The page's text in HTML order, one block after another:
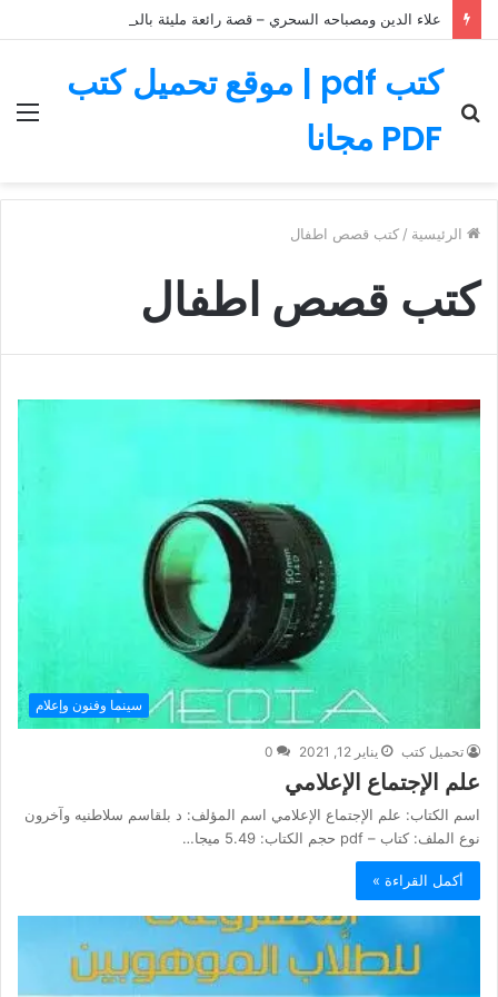
علاء الدين ومصباحه السحري – قصة رائعة مليئة بالمغامرات
كتب pdf | موقع تحميل كتب
PDF مجاناعن
الرئيسية / كتب قصص اطفال
كتب قصص اطفال
سينما وفنون وإعلام
تحميل كتب يناير 12, 2021 0
علم الإجتماع الإعلامي
اسم الكتاب: علم الإجتماع الإعلامي اسم المؤلف: د بلقاسم سلاطنيه وآخرون
نوع الملف: كتاب – pdf حجم الكتاب: 5.49 ميجا…
أكمل القراءة »